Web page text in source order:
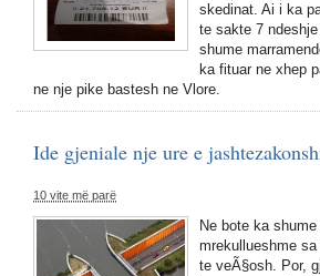
skedinat. Ai i ka
te sakte 7
shume
ka fituar ne xhep
ne nje pike bastesh ne Vlore.
Ide gjeniale nje ure e
10 vite më parë
Ne bote ka
mrekullueshme
te veÃ§osh. Por,